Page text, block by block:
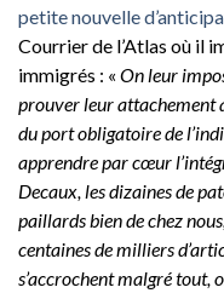
petite nouvelle
Courrier de l’Atlas où il
immigrés : « On leur
prouver leur attachement
du port obligatoire de
apprendre par cœur
Decaux, les dizaines de
paillards bien de chez
centaines de milliers
s’accrochent malgré tout,